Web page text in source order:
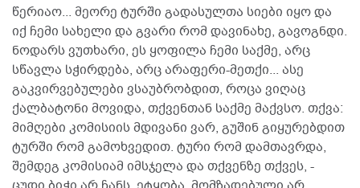
წერიაო... მეორე ტურში გადასულთა სიები იყო და
იქ ჩემი სახელი და გვარი რომ დავინახე, გავოგნდი.
ნოდარს ვუთხარი, ეს ყოფილა ჩემი საქმე, არც
სწავლა სჭირდება, არც არაფერი-მეთქი... ასე
გაკვირვებულები ვსაუბრობდით, როცა ვიღაც
ქალბატონი მოვიდა, თქვენთან საქმე მაქვსო. თქვა:
მიმღები კომისიის მდივანი ვარ, გუშინ გიყურებდით
ტურში რომ გამოხვედით. ტური რომ დამთავრდა,
შემდეგ კომისიამ იმსჯელა და თქვენზე თქვეს, -